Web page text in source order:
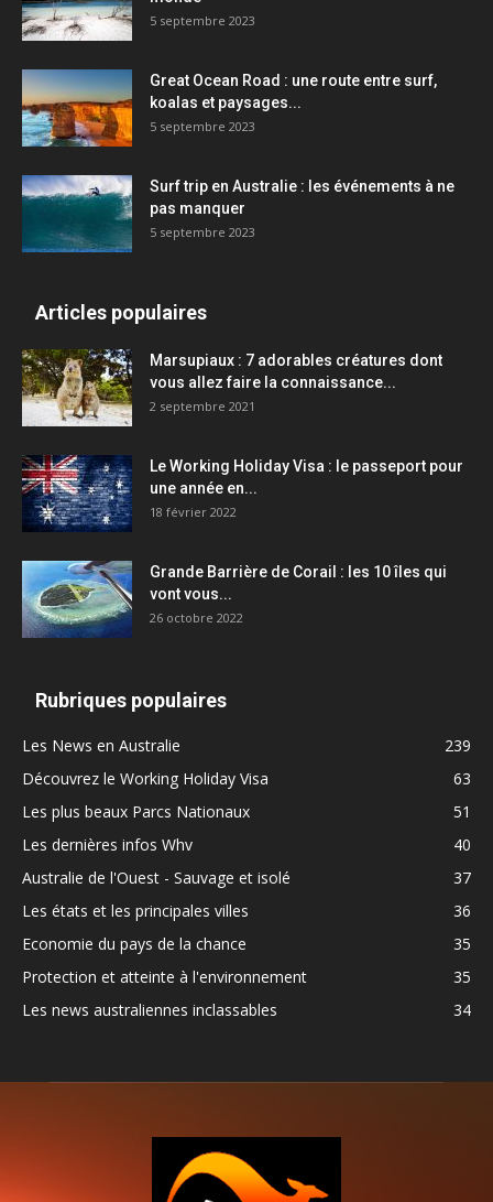
5 septembre 2023
Great Ocean Road : une route entre surf,
koalas et paysages...
5 septembre 2023
Surf trip en Australie : les événements à ne
pas manquer
5 septembre 2023
Articles populaires
Marsupiaux : 7 adorables créatures dont
vous allez faire la connaissance...
2 septembre 2021
Le Working Holiday Visa : le passeport pour
une année en...
18 février 2022
Grande Barrière de Corail : les 10 îles qui
vont vous...
26 octobre 2022
Rubriques populaires
Les News en Australie
239
Découvrez le Working Holiday Visa
63
Les plus beaux Parcs Nationaux
51
Les dernières infos Whv
40
Australie de l'Ouest - Sauvage et isolé
37
Les états et les principales villes
36
Economie du pays de la chance
35
Protection et atteinte à l'environnement
35
Les news australiennes inclassables
34